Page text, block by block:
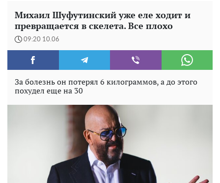
Михаил Шуфутинский уже еле ходит и
превращается в скелета. Все плохо
09:20 10.06
За болезнь он потерял 6 килограммов, а до этого
похудел еще на 30